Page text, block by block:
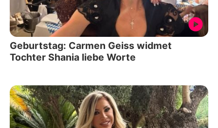
Geburtstag: Carmen Geiss widmet
Tochter Shania liebe Worte